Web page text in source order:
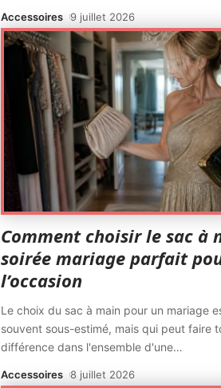
Accessoires 9 juillet 2026
Comment choisir le sac à
soirée mariage parfait
l’occasion
Le choix du sac à main pour un mariage
souvent sous-estimé, mais qui peut faire
différence dans l'ensemble d'une…
Accessoires 8 juillet 2026